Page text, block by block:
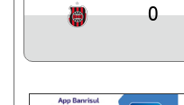
0